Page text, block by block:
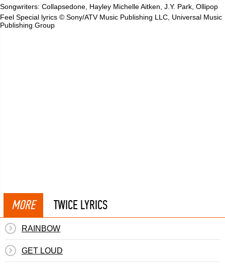
Songwriters: Collapsedone, Hayley Michelle Aitken, J.Y. Park, Ollipop
Feel Special lyrics © Sony/ATV Music Publishing LLC, Universal Music
Publishing Group
MORE TWICE LYRICS
RAINBOW
GET LOUD